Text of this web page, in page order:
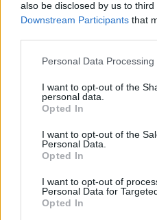
also be disclosed by us to
Downstream Participants that
Personal Data
I want to opt-out of the
personal data.
Opted In
I want to opt-out of the
Personal Data.
Opted In
I want to opt-out of
Personal Data for
Opted In
Näytä tämä
Seuraa Gekkosta